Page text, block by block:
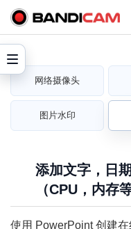
网络摄像头
图片水印
添加文字，日
（CPU，内存等
使用 PowerPoint 创建